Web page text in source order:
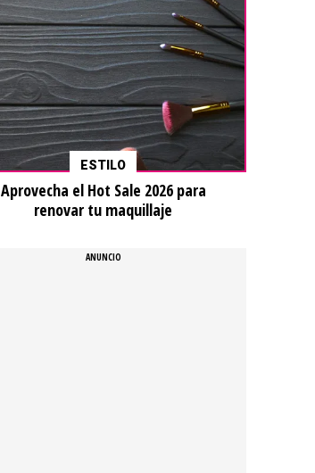
ESTILO
Aprovecha el Hot Sale 2026 para
renovar tu maquillaje